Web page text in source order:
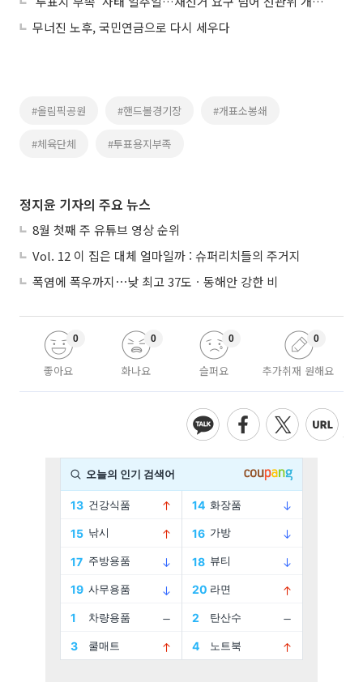
무너진 노후, 국민연금으로 다시 세우다
#올림픽공원 #핸드볼경기장 #개표소봉쇄
#체육단체 #투표용지부족
정지윤 기자의 주요 뉴스
8월 첫째 주 유튜브 영상 순위
Vol. 12 이 집은 대체 얼마일까 : 슈퍼리치들의 주거지
폭염에 폭우까지⋯낮 최고 37도ㆍ동해안 강한 비
좋아요
0
화나요
0
슬퍼요
0
추가취재 원해요
0